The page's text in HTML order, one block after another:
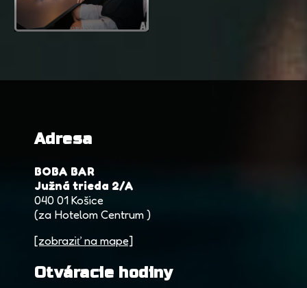
Adresa
BOBA BAR
Južná trieda 2/A
040 01 Košice
(za Hotelom Centrum )
[zobraziť na mape]
Otváracie hodiny